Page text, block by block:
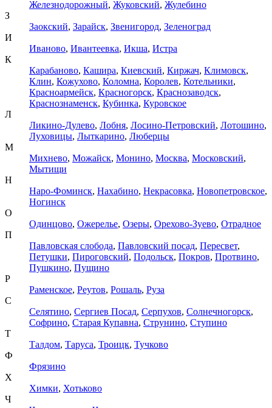
Железнодорожный, Жуковский, Жулебино
З
Заокский, Зарайск, Звенигород, Зеленоград
И
Иваново, Ивантеевка, Икша, Истра
К
Карабаново, Кашира, Киевский, Киржач, Климовск,
Клин, Кожухово, Коломна, Королев, Котельники,
Красноармейск, Красногорск, Краснозаводск,
Краснознаменск, Кубинка, Куровское
Л
Ликино-Дулево, Лобня, Лосино-Петровский, Лотошино,
Луховицы, Лыткарино, Люберцы
М
Михнево, Можайск, Монино, Москва, Московский,
Мытищи
Н
Наро-Фоминск, Нахабино, Некрасовка, Новопетровское,
Ногинск
О
Одинцово, Ожерелье, Озеры, Орехово-Зуево, Отрадное
П
Павловская слобода, Павловский посад, Пересвет,
Петушки, Пироговский, Подольск, Покров, Протвино,
Пушкино, Пущино
Р
Раменское, Реутов, Рошаль, Руза
С
Селятино, Сергиев Посад, Серпухов, Солнечногорск,
Софрино, Старая Купавна, Струнино, Ступино
Т
Талдом, Таруса, Троицк, Тучково
Ф
Фрязино
Х
Химки, Хотьково
Ч